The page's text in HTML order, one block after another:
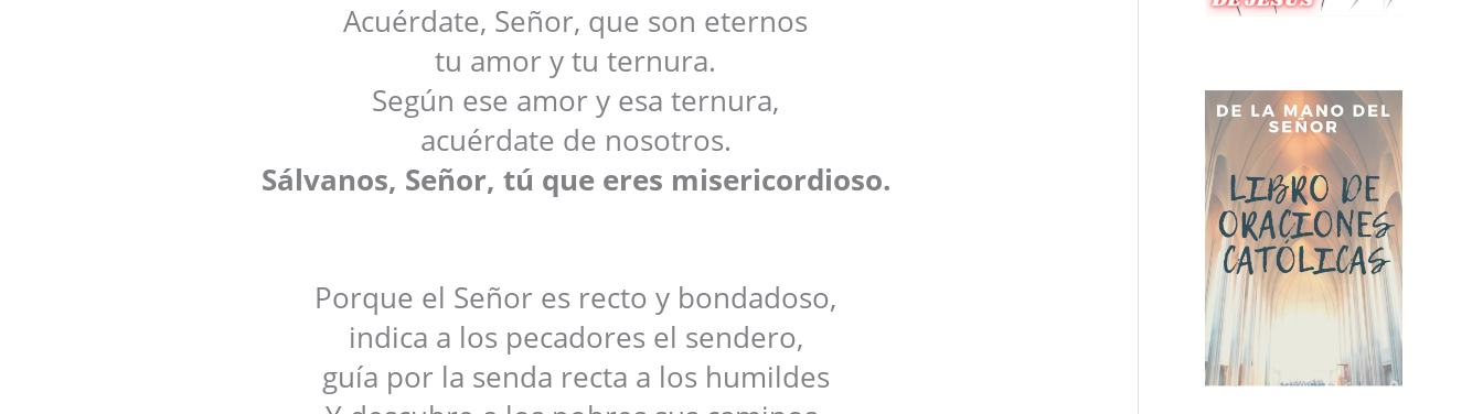
Acuérdate, Señor, que son eternos
tu amor y tu ternura.
Según ese amor y esa ternura,
acuérdate de nosotros.
Sálvanos, Señor, tú que eres misericordioso.
Porque el Señor es recto y bondadoso,
indica a los pecadores el sendero,
guía por la senda recta a los humildes